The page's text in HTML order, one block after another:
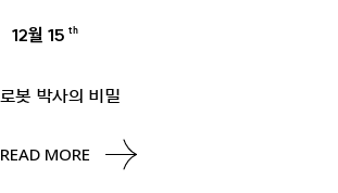
12월 15 th
로봇 박사의 비밀
READ MORE